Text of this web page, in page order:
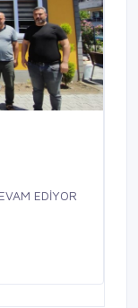
EDİYOR